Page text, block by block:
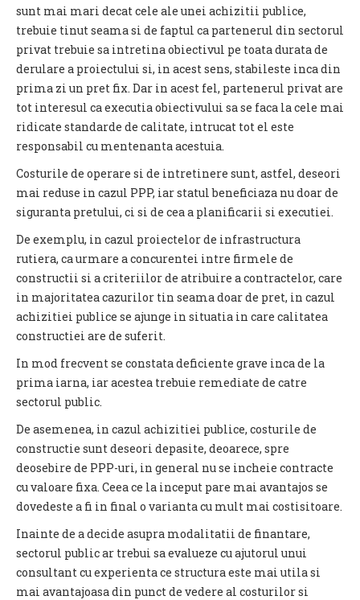
sunt mai mari decat cele ale unei achizitii publice,
trebuie tinut seama si de faptul ca partenerul din sectorul
privat trebuie sa intretina obiectivul pe toata durata de
derulare a proiectului si, in acest sens, stabileste inca din
prima zi un pret fix. Dar in acest fel, partenerul privat are
tot interesul ca executia obiectivului sa se faca la cele mai
ridicate standarde de calitate, intrucat tot el este
responsabil cu mentenanta acestuia.
Costurile de operare si de intretinere sunt, astfel, deseori
mai reduse in cazul PPP, iar statul beneficiaza nu doar de
siguranta pretului, ci si de cea a planificarii si executiei.
De exemplu, in cazul proiectelor de infrastructura
rutiera, ca urmare a concurentei intre firmele de
constructii si a criteriilor de atribuire a contractelor, care
in majoritatea cazurilor tin seama doar de pret, in cazul
achizitiei publice se ajunge in situatia in care calitatea
constructiei are de suferit.
In mod frecvent se constata deficiente grave inca de la
prima iarna, iar acestea trebuie remediate de catre
sectorul public.
De asemenea, in cazul achizitiei publice, costurile de
constructie sunt deseori depasite, deoarece, spre
deosebire de PPP-uri, in general nu se incheie contracte
cu valoare fixa. Ceea ce la inceput pare mai avantajos se
dovedeste a fi in final o varianta cu mult mai costisitoare.
Inainte de a decide asupra modalitatii de finantare,
sectorul public ar trebui sa evalueze cu ajutorul unui
consultant cu experienta ce structura este mai utila si
mai avantajoasa din punct de vedere al costurilor si